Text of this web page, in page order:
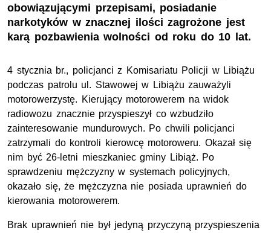
obowiązującymi przepisami, posiadanie
narkotyków w znacznej ilości zagrożone jest
karą pozbawienia wolności od roku do 10 lat.
4 stycznia br., policjanci z Komisariatu Policji w Libiążu
podczas patrolu ul. Stawowej w Libiążu zauważyli
motorowerzystę. Kierujący motorowerem na widok
radiowozu znacznie przyspieszył co wzbudziło
zainteresowanie mundurowych. Po chwili policjanci
zatrzymali do kontroli kierowcę motoroweru. Okazał się
nim być 26-letni mieszkaniec gminy Libiąż. Po
sprawdzeniu mężczyzny w systemach policyjnych,
okazało się, że mężczyzna nie posiada uprawnień do
kierowania motorowerem.
Brak uprawnień nie był jedyną przyczyną przyspieszenia